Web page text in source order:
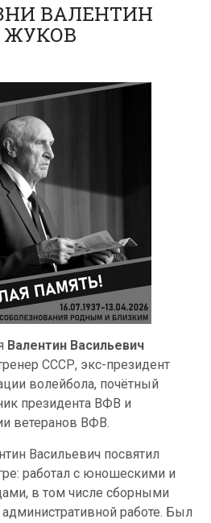
ВАЛЕНТИН
ЖУКОВ
Валентин Васильевич
СССР, экс-президент
волейбола, почётный
президента ВФВ и
ветеранов ВФВ.
Васильевич посвятил
работал с юношескими и
в том числе сборными
работе. Был